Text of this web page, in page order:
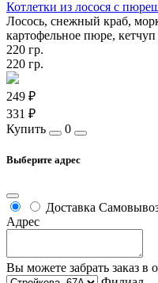
Котлетки из лосося с
Лосось, снежный краб,
картофельное пюре,
220 гр.
220 гр.
249 ₽
331 ₽
Купить
0
Выберите адрес
Доставка
Адрес
Вы можете забрать заказ в